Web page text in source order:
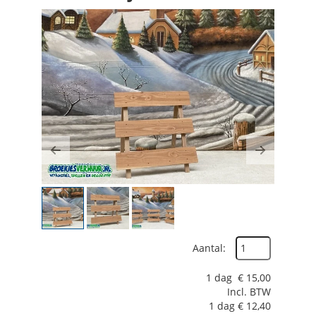
Previous Next
Aantal:
1 dag € 15,00
Incl. BTW
1 dag € 12,40